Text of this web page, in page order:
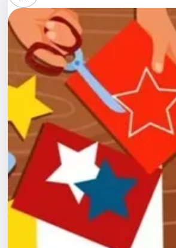
Стендап
Выставки
Квесты
Экскурсии
Спорт
События
Города
Площадки